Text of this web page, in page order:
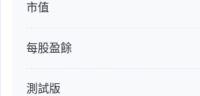
市值
每股盈餘
測試版